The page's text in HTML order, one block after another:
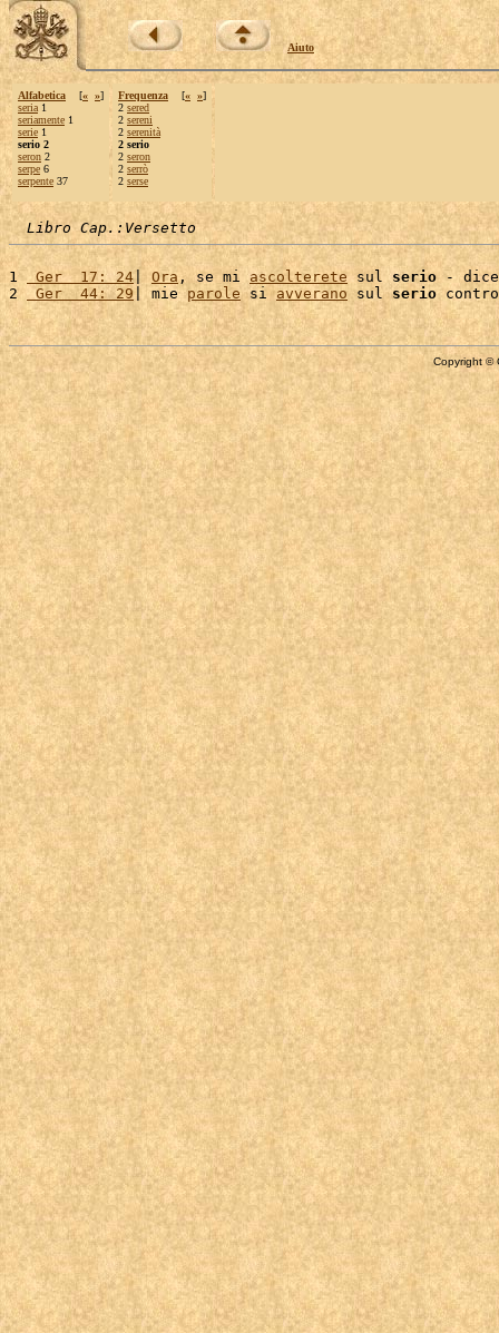
Aiuto
Alfabetica [« »]
seria 1
seriamente 1
serie 1
serio 2
seron 2
serpe 6
serpente 37
Frequenza [« »]
2 sered
2 sereni
2 serenità
2 serio
2 seron
2 serrò
2 serse
Libro Cap.:Versetto
1 Ger  17: 24| Ora , se mi ascolterete sul serio -
2
Ger  44: 29 | mie parole si avverano sul serio
Copyright ©